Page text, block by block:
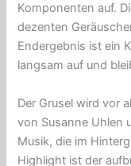
Komponenten auf.
dezenten
Endergebnis ist ein
langsam auf und
Der Grusel wird vor
von Susanne Uhlen
Musik, die im
Highlight ist der